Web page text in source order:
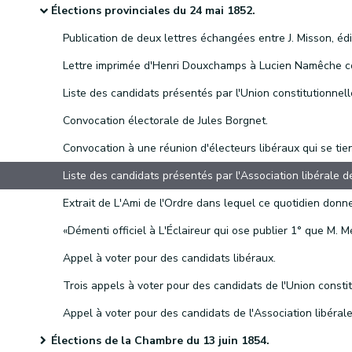
Élections provinciales du 24 mai 1852.
Convocation électorale de Jules Borgnet.
Appel à voter pour des candidats libéraux.
Élections de la Chambre du 13 juin 1854.